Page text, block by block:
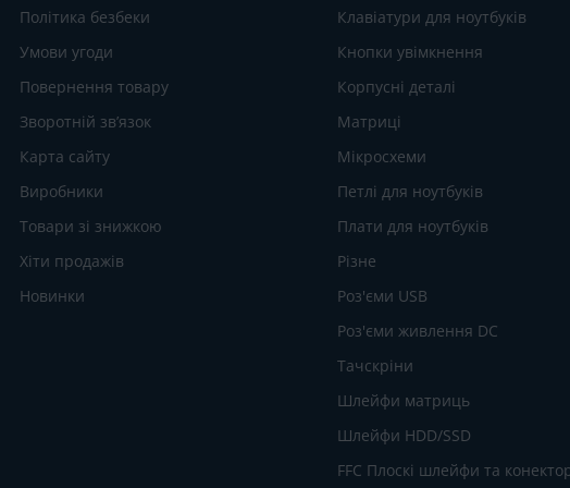
Політика безбеки
Умови угоди
Повернення товару
Зворотній зв’язок
Карта сайту
Виробники
Товари зі знижкою
Хіти продажів
Новинки
Клавіатури для ноутбуків
Кнопки увімкнення
Корпусні деталі
Матриці
Мікросхеми
Петлі для ноутбуків
Плати для ноутбуків
Різне
Роз'єми USB
Роз'єми живлення DC
Тачскріни
Шлейфи матриць
Шлейфи HDD/SSD
FFC Плоскі шлейфи та